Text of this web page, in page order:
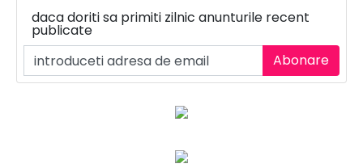
daca doriti sa primiti zilnic anunturile recent
publicate